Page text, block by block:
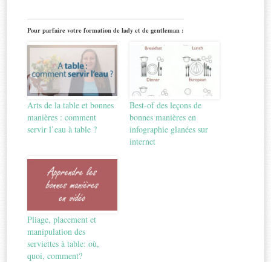
Pour parfaire votre formation de lady et de gentleman :
Arts de la table et bonnes
manières : comment
servir l’eau à table ?
Best-of des leçons de
bonnes manières en
infographie glanées sur
internet
Pliage, placement et
manipulation des
serviettes à table: où,
quoi, comment?